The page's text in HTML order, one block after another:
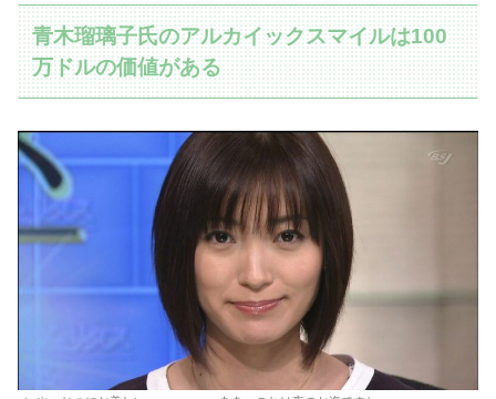
青木瑠璃子氏のアルカイックスマイルは100
万ドルの価値がある